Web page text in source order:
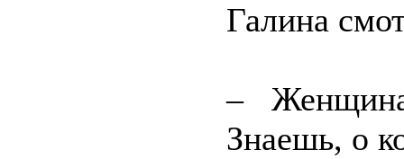
Галина
–
Знаешь, о